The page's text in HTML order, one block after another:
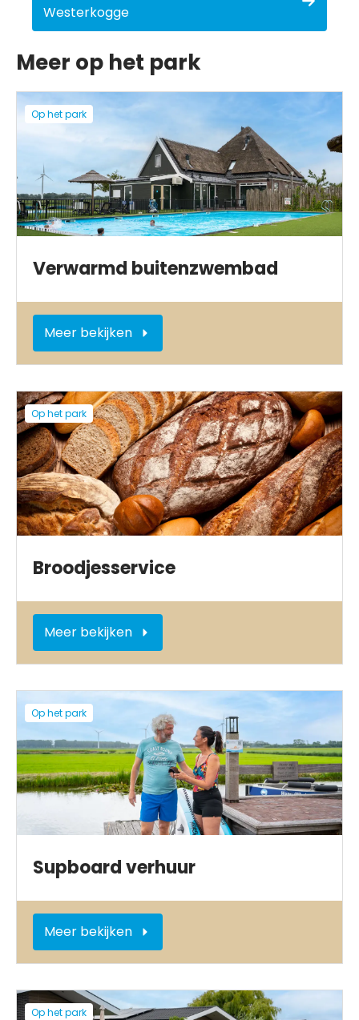
Westerkogge
Meer op het park
Op het park
Verwarmd buitenzwembad
Meer bekijken
Op het park
Broodjesservice
Meer bekijken
Op het park
Supboard verhuur
Meer bekijken
Op het park